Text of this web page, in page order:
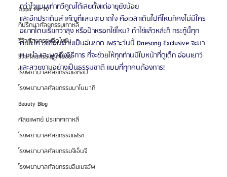
Oppa Me TV
ที่ปรึกษาศัลยกรรมเกาหลี
รีวิวศัลยกรรมฉีดไขมัน
รีวิวศัลยกรรมดูดไขมัน
โรงพยาบาลศัลยกรรมเอท็อป
โรงพยาบาลศัลยกรรมบาโนบากิ
Beauty Blog
ศัลยแพทย์ ประเทศเกาหลี
โรงพยาบาลศัลยกรรมเฟรช
โรงพยาบาลศัลยกรรมจีเอ็นจี
โรงพยาบาลศัลยกรรมอิมเมจอัพ
กว่าไวแบบเท่าทวีคูณได้เลยตั้งแต่อายุยังน้อย
และอีกประเด็นสำคัญที่แสนจะบาดใจ คือเวลาเดินไปที่ไหนก็คงไม่มีใคร
อยากโดนเรียกว่าลุง หรือป้าหรอกใช่ไหม? ถ้าใช่แล้วหล่ะก็ กระทู้นี้ทุก
คนไม่ควรเลื่อนผ่านเป็นอันขาด เพราะวันนี้ Daesong Exclusive จะมา
แนะนำ และพูดถึงวิธีการ ที่จะช่วยให้ทุกท่านมีใบหน้าที่ดูเด็ก อ่อนเยาว์
และสวยงามอย่างเป็นธรรมชาติ แบบที่ทุกคนต้องการ!